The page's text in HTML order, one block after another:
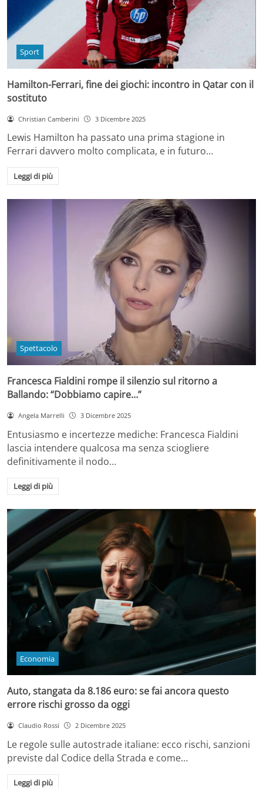
Sport
Hamilton-Ferrari, fine dei giochi: incontro in Qatar con il
sostituto
Christian Camberini 3 Dicembre 2025
Lewis Hamilton ha passato una prima stagione in
Ferrari davvero molto complicata, e in futuro…
Leggi di più
Spettacolo
Francesca Fialdini rompe il silenzio sul ritorno a
Ballando: “Dobbiamo capire…”
Angela Marrelli 3 Dicembre 2025
Entusiasmo e incertezze mediche: Francesca Fialdini
lascia intendere qualcosa ma senza sciogliere
definitivamente il nodo…
Leggi di più
Economia
Auto, stangata da 8.186 euro: se fai ancora questo
errore rischi grosso da oggi
Claudio Rossi 2 Dicembre 2025
Le regole sulle autostrade italiane: ecco rischi, sanzioni
previste dal Codice della Strada e come…
Leggi di più